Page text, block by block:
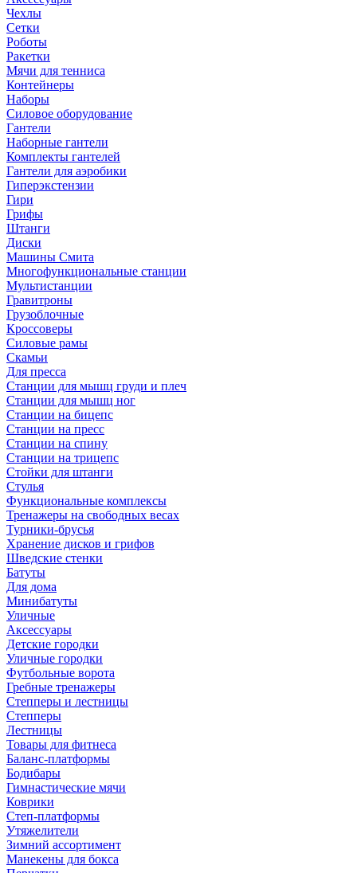
Чехлы
Сетки
Роботы
Ракетки
Мячи для тенниса
Контейнеры
Наборы
Силовое оборудование
Гантели
Наборные гантели
Комплекты гантелей
Гантели для аэробики
Гиперэкстензии
Гири
Грифы
Штанги
Диски
Машины Смита
Многофункциональные станции
Мультистанции
Гравитроны
Грузоблочные
Кроссоверы
Силовые рамы
Скамьи
Для пресса
Станции для мышц груди и плеч
Станции для мышц ног
Станции на бицепс
Станции на пресс
Станции на спину
Станции на трицепс
Стойки для штанги
Стулья
Функциональные комплексы
Тренажеры на свободных весах
Турники-брусья
Хранение дисков и грифов
Шведские стенки
Батуты
Для дома
Минибатуты
Уличные
Аксессуары
Детские городки
Уличные городки
Футбольные ворота
Гребные тренажеры
Степперы и лестницы
Степперы
Лестницы
Товары для фитнеса
Баланс-платформы
Бодибары
Гимнастические мячи
Коврики
Степ-платформы
Утяжелители
Зимний ассортимент
Манекены для бокса